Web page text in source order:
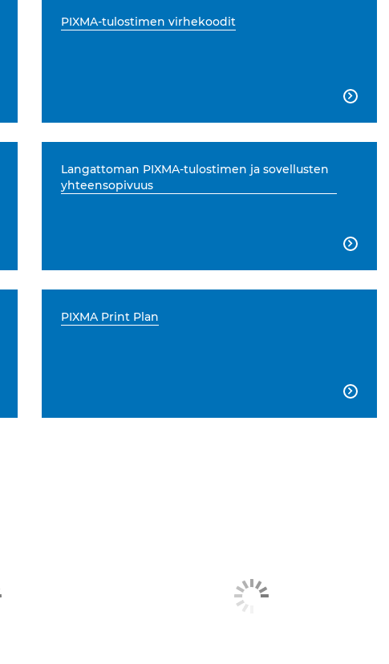
PIXMA-tulostimen virhekoodit

Langattoman PIXMA-tulostimen ja sovellusten
yhteensopivuus

PIXMA Print Plan
